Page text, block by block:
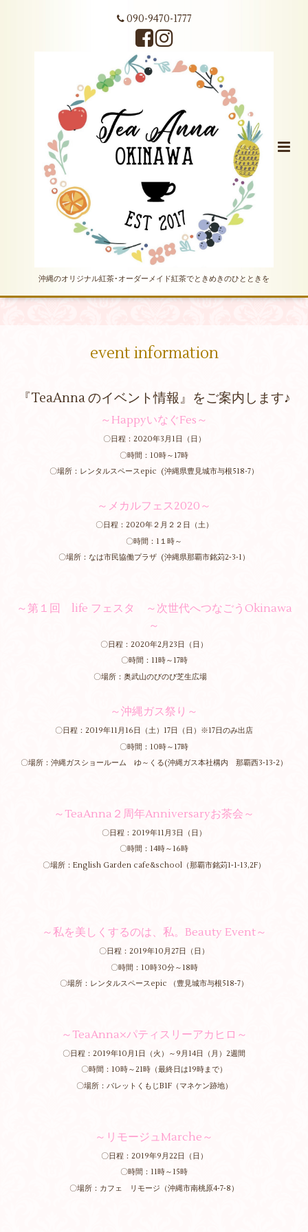
090-9470-1777
沖縄のオリジナル紅茶･オーダーメイド紅茶でときめきのひとときを
event information
『TeaAnna のイベント情報』をご案内します♪
～HappyいなぐFes～
〇日程：2020年3月1日（日）
〇時間：10時～17時
〇場所：レンタルスペースepic (沖縄県豊見城市与根518-7）
～メカルフェス2020～
〇日程：2020年２月２２日（土）
〇時間：1１時～
〇場所：なは市民協働プラザ (沖縄県那覇市銘苅2‐3‐1）
～第１回 life フェスタ ～次世代へつなごうOkinawa
～
〇日程：2020年2月23日（日）
〇時間：11時～17時
〇場所：奥武山のびのび芝生広場
～沖縄ガス祭り～
〇日程：2019年11月16日（土）17日（日）※17日のみ出店
〇時間：10時～17時
〇場所：沖縄ガスショールーム ゆ～くる(沖縄ガス本社構内 那覇西3‐13‐2）
～TeaAnna２周年Anniversaryお茶会～
〇日程：2019年11月3日（日）
〇時間：14時～16時
〇場所：English Garden cafe&school（那覇市銘苅1‐1‐13,2F）
～私を美しくするのは、私。Beauty Event～
〇日程：2019年10月27日（日）
〇時間：10時30分～18時
〇場所：レンタルスペースepic （豊見城市与根518‐7）
～TeaAnna×パティスリーアカヒロ～
〇日程：2019年10月1日（火）～9月14日（月）2週間
〇時間：10時～21時（最終日は19時まで）
〇場所：パレットくもじB1F（マネケン跡地）
～リモージュMarche～
〇日程：2019年9月22日（日）
〇時間：11時～15時
〇場所：カフェ リモージ（沖縄市南桃原4‐7‐8）